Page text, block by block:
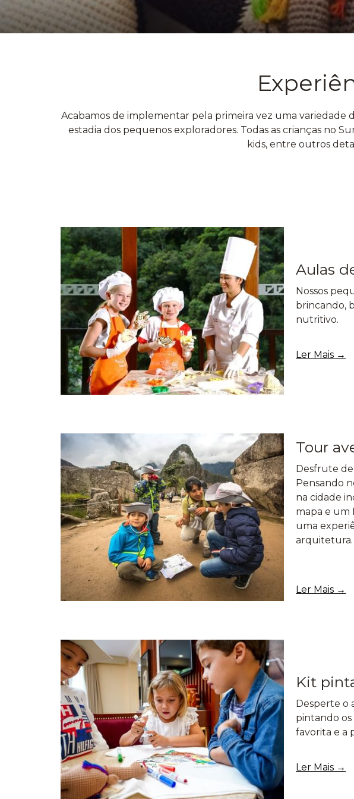
Acabamos de implementar pela primeira vez uma variedade
estadia dos pequenos exploradores. Todas as crianças no
kids, entre outros
Aulas
Nossos
brincando,
nutritivo.
Ler Mais
Tour
Desfrute de
Pensando
na cidade
mapa e um
uma
arquitetura.
Ler Mais
Kit
Desperte o
pintando os
favorita e a
Ler Mais